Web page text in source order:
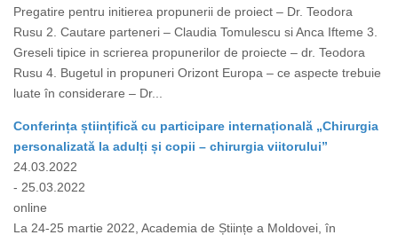
Pregatire pentru initierea propunerii de proiect – Dr. Teodora
Rusu 2. Cautare parteneri – Claudia Tomulescu si Anca Ifteme 3.
Greseli tipice in scrierea propunerilor de proiecte – dr. Teodora
Rusu 4. Bugetul in propuneri Orizont Europa – ce aspecte trebuie
luate în considerare – Dr...
Conferința științifică cu participare internațională „Chirurgia
personalizată la adulți și copii – chirurgia viitorului”
24.03.2022
- 25.03.2022
online
La 24-25 martie 2022, Academia de Științe a Moldovei, în